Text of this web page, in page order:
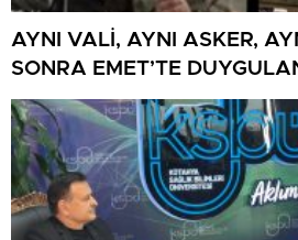
AYNI VALİ, AYNI ASKER,
SONRA EMET’TE
BULUŞMA